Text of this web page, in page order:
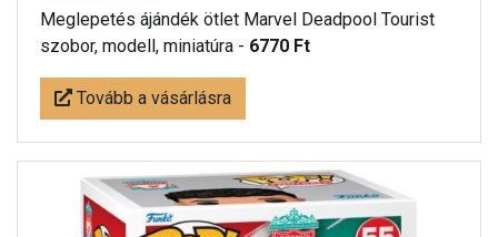
Meglepetés ájándék ötlet Marvel Deadpool Tourist
szobor, modell, miniatúra - 6770 Ft
Tovább a vásárlásra